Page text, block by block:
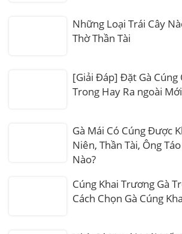
Những Loại Trái Cây
Thờ Thần Tài
[Giải Đáp] Đặt Gà Cúng
Trong Hay Ra ngoài
Gà Mái Có Cúng Được
Niên, Thần Tài, Ông
Nào?
Cúng Khai Trương Gà
Cách Chọn Gà Cúng